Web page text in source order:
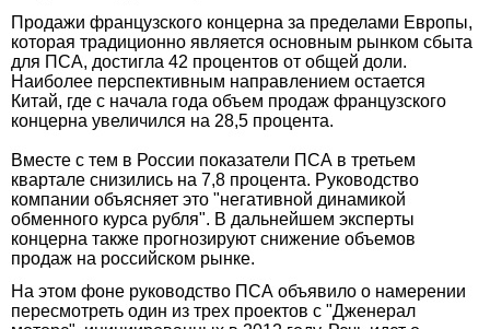
Продажи французского концерна за пределами Европы,
которая традиционно является основным рынком сбыта
для ПСА, достигла 42 процентов от общей доли.
Наиболее перспективным направлением остается
Китай, где с начала года объем продаж французского
концерна увеличился на 28,5 процента.
Вместе с тем в России показатели ПСА в третьем
квартале снизились на 7,8 процента. Руководство
компании объясняет это "негативной динамикой
обменного курса рубля". В дальнейшем эксперты
концерна также прогнозируют снижение объемов
продаж на российском рынке.
На этом фоне руководство ПСА объявило о намерении
пересмотреть один из трех проектов с "Дженерал